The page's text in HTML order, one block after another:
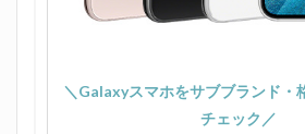
＼Galaxyスマホをサブブランド・
チェック／